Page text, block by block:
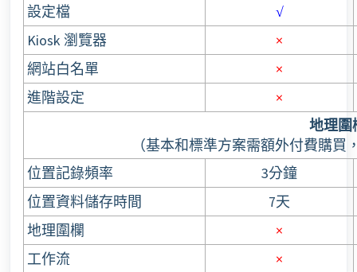
設定檔
√
Kiosk 瀏覽器
×
網站白名單
×
進階設定
×
地理圍
（基本和標準方案需額外付費購買
位置記錄頻率
3分鐘
位置資料儲存時間
7天
地理圍欄
×
工作流
×